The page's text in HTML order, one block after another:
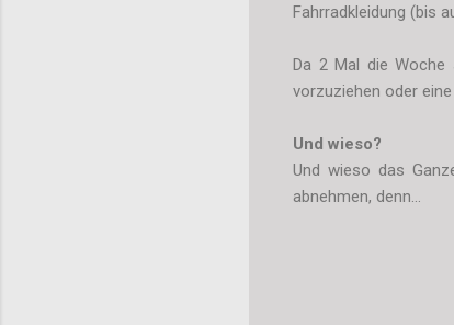
Fahrradkleidung (bis
Da 2 Mal die Woche
vorzuziehen oder
Und wieso?
Und wieso das
abnehmen, denn...